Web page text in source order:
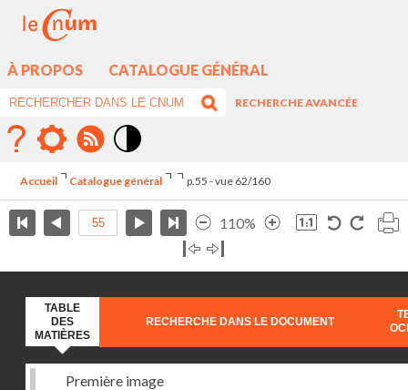
À PROPOS CATALOGUE GÉNÉRAL
RECHERCHE AVANCÉE
élévé
Accueil Catalogue général p.55 - vue 62/160
110%
TABLE
DES
MATIÈRES
RECHERCHE DANS LE DOCUMENT
Première image